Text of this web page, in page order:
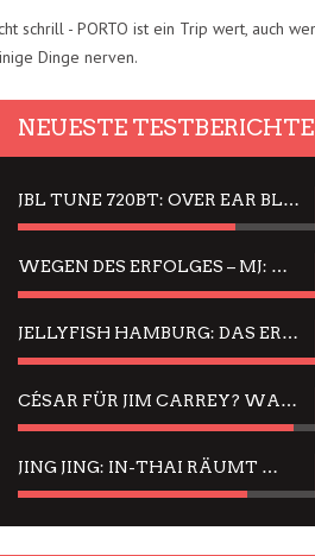
schrill - PORTO ist ein Trip wert, auch
Dinge nerven.
NEUESTE TESTBERICHTE
JBL TUNE 720BT: OVER EAR BLUETOOTH KOPFHÖRER UM DIE 50,-€ IM DAUER-TEST
WEGEN DES ERFOLGES – MJ: MICHAEL JACKSON MUSICAL IN EINER MATINEE SEHEN
JELLYFISH HAMBURG: DAS ERFOLGREICHE SOMMER-MENÜ 2025 IN GEFÜHLEN UND BILDERN
CÉSAR FÜR JIM CARREY? WARUM DAS EINER DER NERVIGSTEN ACTORS IST UND BLEIBT
JING JING: IN-THAI RÄUMT WIEDER TITEL AB – EIN ZWEI-STUNDEN-ERLEBNISBERICHT